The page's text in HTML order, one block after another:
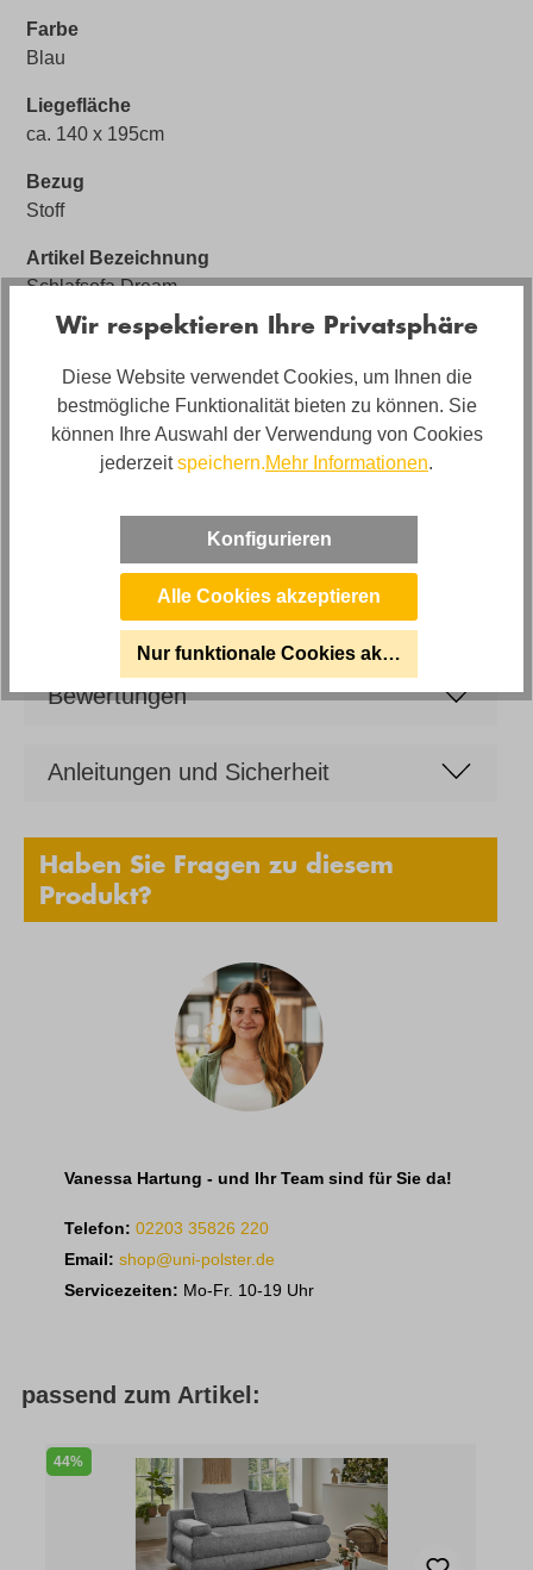
Farbe
Blau
Liegefläche
ca. 140 x 195cm
Bezug
Stoff
Artikel Bezeichnung
Schlafsofa Dream
Polstermaterial
Sitzhöhe
ca. 43cm
Gästebettfunktion
Bewertungen
Anleitungen und Sicherheit
Haben Sie Fragen zu diesem
Produkt?
Vanessa Hartung - und Ihr Team sind für Sie da!
Telefon: 02203 35826 220
Email: shop@uni-polster.de
Servicezeiten: Mo-Fr. 10-19 Uhr
passend zum Artikel:
44%
Wir respektieren Ihre Privatsphäre
Diese Website verwendet Cookies, um Ihnen die
bestmögliche Funktionalität bieten zu können. Sie
können Ihre Auswahl der Verwendung von Cookies
jederzeitspeichern.Mehr Informationen.
Konfigurieren
Alle Cookies akzeptieren
Nur funktionale Cookies akzeptieren